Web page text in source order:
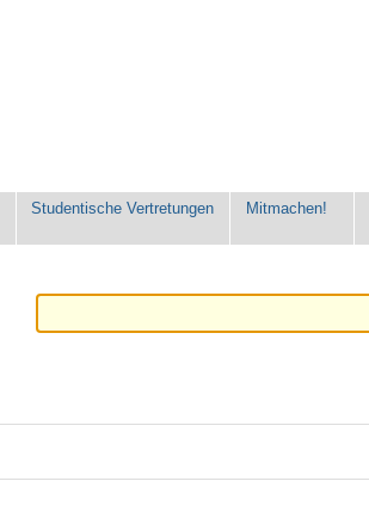
Studentische Vertretungen Mitmachen!